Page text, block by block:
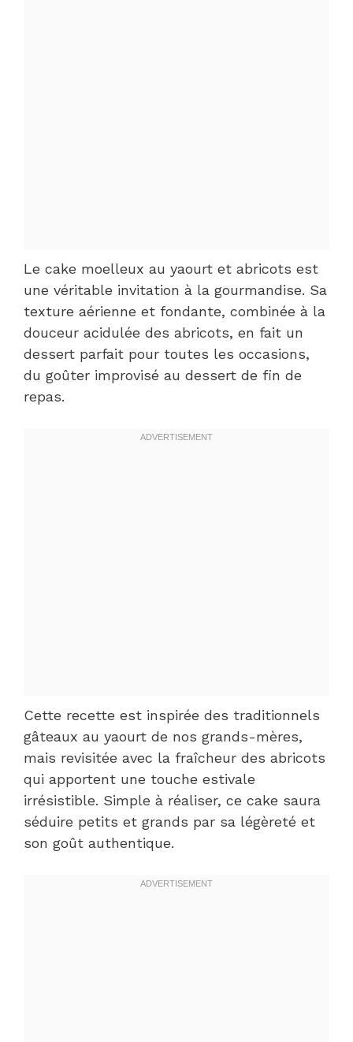
Le cake moelleux au yaourt et abricots est
une véritable invitation à la gourmandise. Sa
texture aérienne et fondante, combinée à la
douceur acidulée des abricots, en fait un
dessert parfait pour toutes les occasions,
du goûter improvisé au dessert de fin de
repas.
Cette recette est inspirée des traditionnels
gâteaux au yaourt de nos grands-mères,
mais revisitée avec la fraîcheur des abricots
qui apportent une touche estivale
irrésistible. Simple à réaliser, ce cake saura
séduire petits et grands par sa légèreté et
son goût authentique.